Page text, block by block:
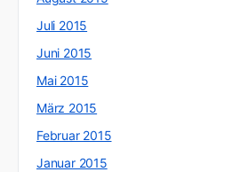
Juli 2015
Juni 2015
Mai 2015
März 2015
Februar 2015
Januar 2015